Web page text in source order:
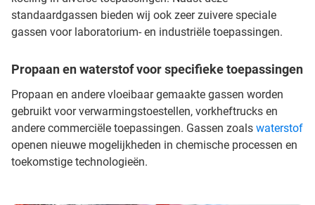
standaardgassen bieden wij ook zeer zuivere speciale
gassen voor laboratorium- en industriële toepassingen.
Propaan en waterstof voor specifieke toepassingen
Propaan en andere vloeibaar gemaakte gassen worden
gebruikt voor verwarmingstoestellen, vorkheftrucks en
andere commerciële toepassingen. Gassen zoals waterstof
openen nieuwe mogelijkheden in chemische processen en
toekomstige technologieën.